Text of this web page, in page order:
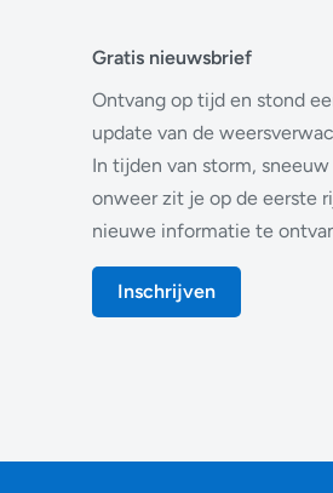
Gratis nieuwsbrief
Ontvang op tijd en stond
update van de
In tijden van storm, sneeuw
onweer zit je op de eerste
nieuwe informatie te
Inschrijven